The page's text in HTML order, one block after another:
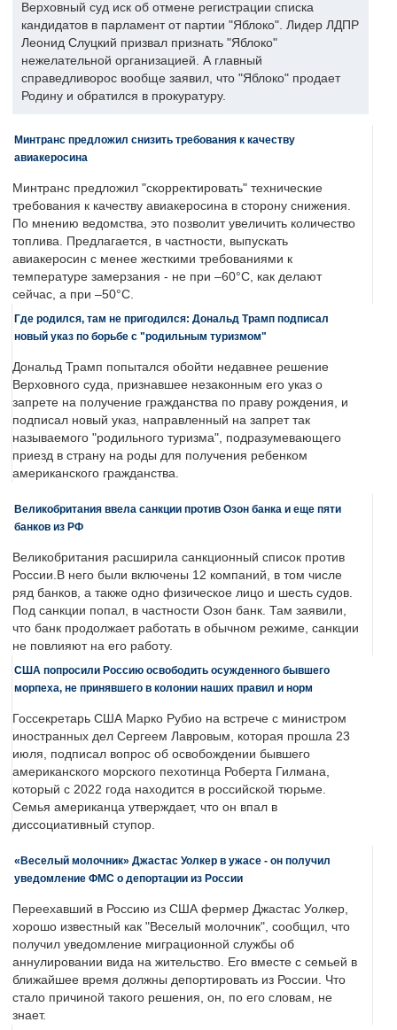
Верховный суд иск об отмене регистрации списка
кандидатов в парламент от партии "Яблоко". Лидер ЛДПР
Леонид Слуцкий призвал признать "Яблоко"
нежелательной организацией. А главный
справедливорос вообще заявил, что "Яблоко" продает
Родину и обратился в прокуратуру.
Минтранс предложил снизить требования к качеству
авиакеросина
Минтранс предложил "скорректировать" технические
требования к качеству авиакеросина в сторону снижения.
По мнению ведомства, это позволит увеличить количество
топлива. Предлагается, в частности, выпускать
авиакеросин с менее жесткими требованиями к
температуре замерзания - не при –60°C, как делают
сейчас, а при –50°C.
Где родился, там не пригодился: Дональд Трамп подписал
новый указ по борьбе с "родильным туризмом"
Дональд Трамп попытался обойти недавнее решение
Верховного суда, признавшее незаконным его указ о
запрете на получение гражданства по праву рождения, и
подписал новый указ, направленный на запрет так
называемого "родильного туризма", подразумевающего
приезд в страну на роды для получения ребенком
американского гражданства.
Великобритания ввела санкции против Озон банка и еще пяти
банков из РФ
Великобритания расширила санкционный список против
России.В него были включены 12 компаний, в том числе
ряд банков, а также одно физическое лицо и шесть судов.
Под санкции попал, в частности Озон банк. Там заявили,
что банк продолжает работать в обычном режиме, санкции
не повлияют на его работу.
США попросили Россию освободить осужденного бывшего
морпеха, не принявшего в колонии наших правил и норм
Госсекретарь США Марко Рубио на встрече с министром
иностранных дел Сергеем Лавровым, которая прошла 23
июля, подписал вопрос об освобождении бывшего
американского морского пехотинца Роберта Гилмана,
который с 2022 года находится в российской тюрьме.
Семья американца утверждает, что он впал в
диссоциативный ступор.
«Веселый молочник» Джастас Уолкер в ужасе - он получил
уведомление ФМС о депортации из России
Переехавший в Россию из США фермер Джастас Уолкер,
хорошо известный как "Веселый молочник", сообщил, что
получил уведомление миграционной службы об
аннулировании вида на жительство. Его вместе с семьей в
ближайшее время должны депортировать из России. Что
стало причиной такого решения, он, по его словам, не
знает.